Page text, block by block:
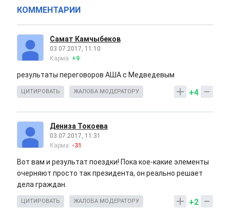
КОММЕНТАРИИ
Самат Камчыбеков
03.07.2017, 11:10
Карма: +9
результаты переговоров АША с Медведевым
+4
ЦИТИРОВАТЬ ЖАЛОБА МОДЕРАТОРУ
Дениза Токоева
03.07.2017, 11:31
Карма: -31
Вот вам и результат поездки! Пока кое-какие элементы
очерняют просто так президента, он реально решает
дела граждан.
+2
ЦИТИРОВАТЬ ЖАЛОБА МОДЕРАТОРУ